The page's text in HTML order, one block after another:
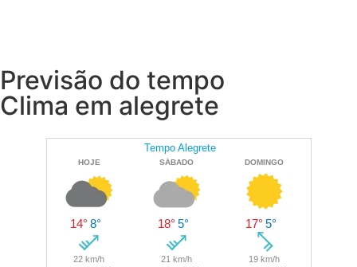
Previsão do tempo
Clima em alegrete